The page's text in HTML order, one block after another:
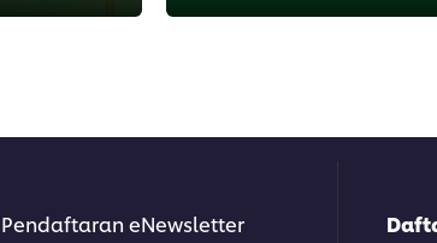
Pendaftaran eNewsletter